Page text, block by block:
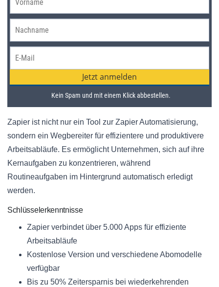
Zapier ist nicht nur ein Tool zur Zapier Automatisierung,
sondern ein Wegbereiter für effizientere und produktivere
Arbeitsabläufe. Es ermöglicht Unternehmen, sich auf ihre
Kernaufgaben zu konzentrieren, während
Routineaufgaben im Hintergrund automatisch erledigt
werden.
Schlüsselerkenntnisse
Zapier verbindet über 5.000 Apps für effiziente
Arbeitsabläufe
Kostenlose Version und verschiedene Abomodelle
verfügbar
Bis zu 50% Zeitersparnis bei wiederkehrenden